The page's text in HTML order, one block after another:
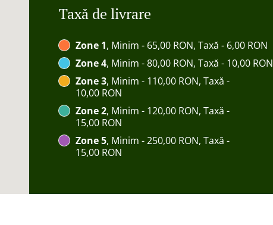
Taxă de livrare
Zone 1, Minim - 65,00 RON, Taxă - 6,00 RON
Zone 4, Minim - 80,00 RON, Taxă - 10,00 RON
Zone 3, Minim - 110,00 RON, Taxă -
10,00 RON
Zone 2, Minim - 120,00 RON, Taxă -
15,00 RON
Zone 5, Minim - 250,00 RON, Taxă -
15,00 RON